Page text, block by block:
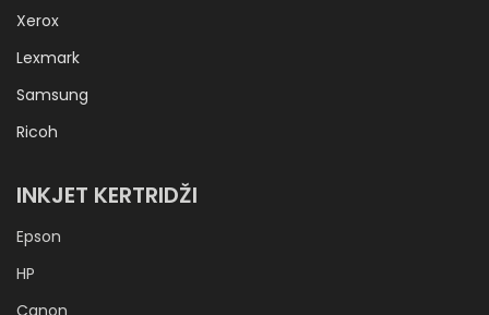
Xerox
Lexmark
Samsung
Ricoh
INKJET KERTRIDŽI
Epson
HP
Canon